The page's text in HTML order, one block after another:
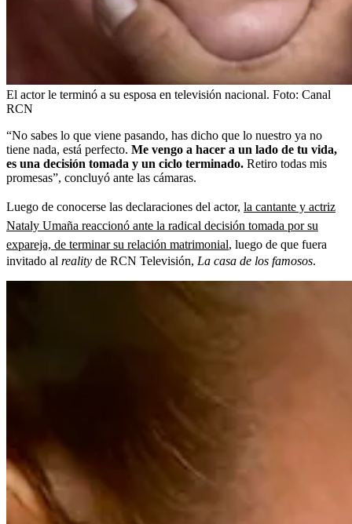
El actor le terminó a su esposa en televisión nacional. Foto: Canal
RCN
“No sabes lo que viene pasando, has dicho que lo nuestro ya no
tiene nada, está perfecto. Me vengo a hacer a un lado de tu vida,
es una decisión tomada y un ciclo terminado. Retiro todas mis
promesas”, concluyó ante las cámaras.
Luego de conocerse las declaraciones del actor, la cantante y actriz
Nataly Umaña reaccionó ante la radical decisión tomada por su
expareja, de terminar su relación matrimonial, luego de que fuera
invitado al reality de RCN Televisión, La casa de los famosos.